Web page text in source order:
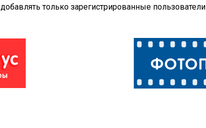
толькозарегистрированные